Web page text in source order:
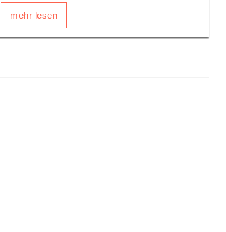
mehr lesen